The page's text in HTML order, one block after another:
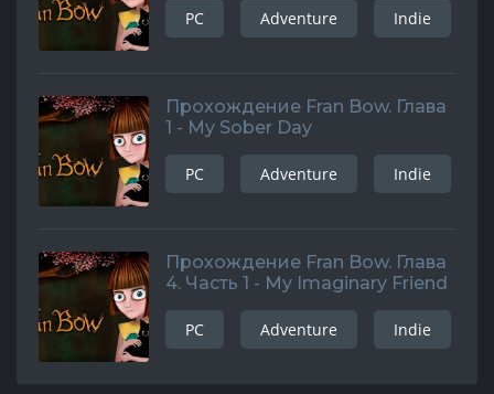
PC Adventure Indie
Прохождение Fran Bow. Глава
1 - My Sober Day
PC Adventure Indie
Прохождение Fran Bow. Глава
4. Часть 1 - My Imaginary Friend
PC Adventure Indie